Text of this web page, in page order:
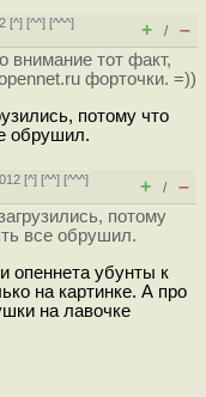
[^] [^^] [^^^]
+ / –
внимание тот факт,
форточки. =))
потому что
обрушил.
[^] [^^] [^^^]
+ / –
потому
все обрушил.
опеннета убунты к
на картинке. А про
на лавочке